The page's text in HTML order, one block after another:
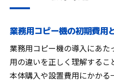
業務用コピー機の初期費用
業務用コピー機の導入にあた
用の違いを正しく理解するこ
本体購入や設置費用にかかる